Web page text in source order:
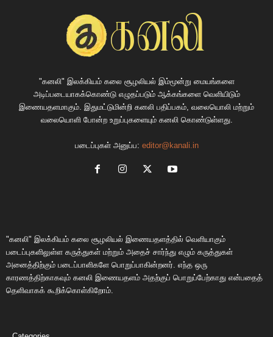
"கனலி" இலக்கியம் கலை சூழலியல் இம்மூன்று மையங்களை
அடிப்படையாகக்கொண்டு எழுதப்படும் ஆக்கங்களை வெளியிடும்
இணையதளமாகும். இதுமட்டுமின்றி கனலி பதிப்பகம், வலையொலி மற்றும்
வலையொளி போன்ற உறுப்புகளையும் கனலி கொண்டுள்ளது.
படைப்புகள் அனுப்ப: editor@kanali.in
"கனலி" இலக்கியம் கலை சூழலியல் இணையதளத்தில் வெளியாகும்
படைப்புகளிலுள்ள கருத்துகள் மற்றும் அதைச் சார்ந்து எழும் கருத்துகள்
அனைத்திற்கும் படைப்பாளிகளே பொறுப்பாகின்றனர். எந்த ஒரு
காரணத்திற்காகவும் கனலி இணையதளம் அதற்குப் பொறுப்பேற்காது என்பதைத்
தெளிவாகக் கூறிக்கொள்கிறோம்.